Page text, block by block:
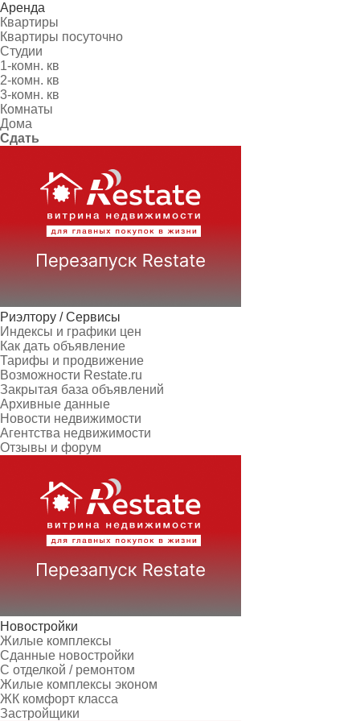
Аренда
Квартиры
Квартиры посуточно
Студии
1-комн. кв
2-комн. кв
3-комн. кв
Комнаты
Дома
Сдать
Риэлтору / Сервисы
Индексы и графики цен
Как дать объявление
Тарифы и продвижение
Возможности Restate.ru
Закрытая база объявлений
Архивные данные
Новости недвижимости
Агентства недвижимости
Отзывы и форум
Новостройки
Жилые комплексы
Сданные новостройки
С отделкой / ремонтом
Жилые комплексы эконом
ЖК комфорт класса
Застройщики